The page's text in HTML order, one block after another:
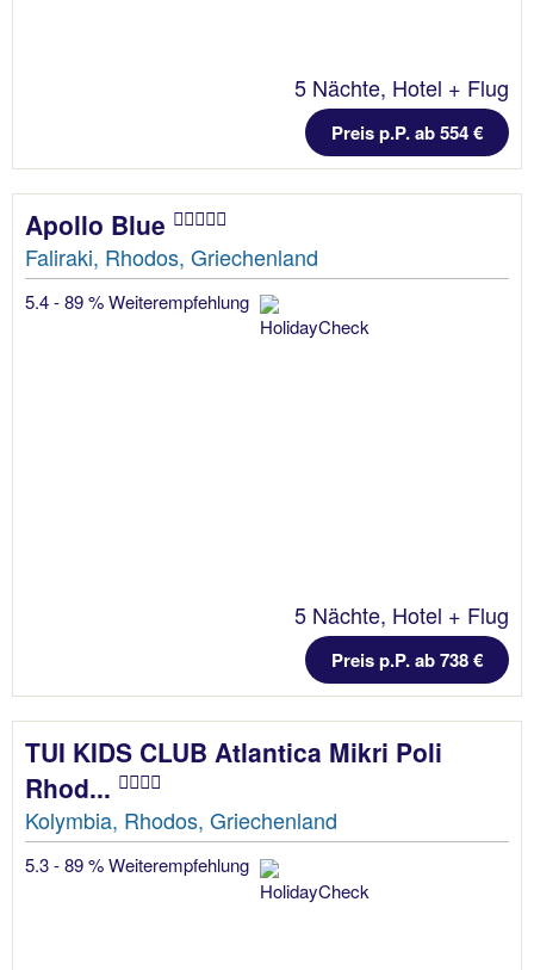
5 Nächte, Hotel + Flug
Preis p.P. ab 554 €
Apollo Blue
Faliraki, Rhodos, Griechenland
5.4 - 89 % Weiterempfehlung
5 Nächte, Hotel + Flug
Preis p.P. ab 738 €
TUI KIDS CLUB Atlantica Mikri Poli
Rhod...
Kolymbia, Rhodos, Griechenland
5.3 - 89 % Weiterempfehlung